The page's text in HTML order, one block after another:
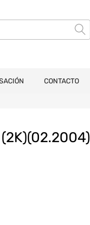
CONTACTO
(2K)(02.2004)